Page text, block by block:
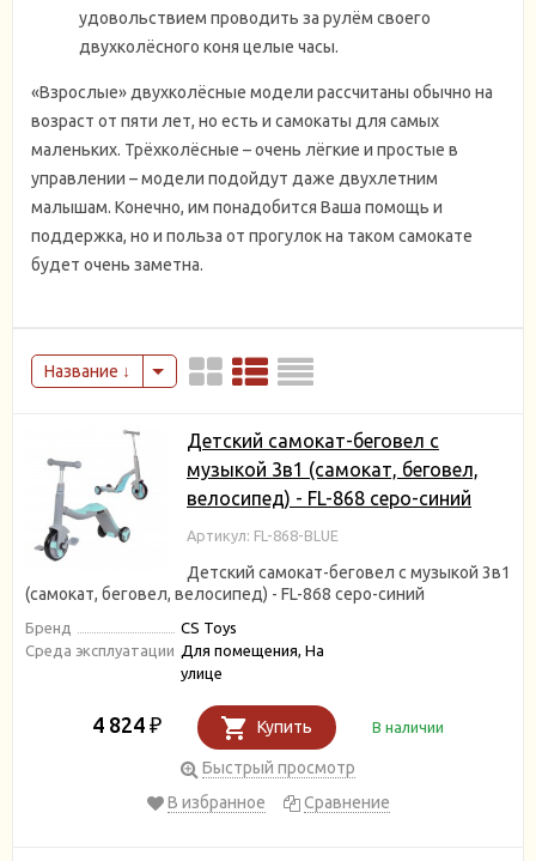
удовольствием проводить за рулём своего
двухколёсного коня целые часы.
«Взрослые» двухколёсные модели рассчитаны обычно на
возраст от пяти лет, но есть и самокаты для самых
маленьких. Трёхколёсные – очень лёгкие и простые в
управлении – модели подойдут даже двухлетним
малышам. Конечно, им понадобится Ваша помощь и
поддержка, но и польза от прогулок на таком самокате
будет очень заметна.
Название
Детский самокат-беговел с
музыкой 3в1 (самокат, беговел,
велосипед) - FL-868 серо-синий
Артикул: FL-868-BLUE
Детский самокат-беговел с музыкой 3в1
(самокат, беговел, велосипед) - FL-868 серо-синий
Бренд
CS Toys
Среда эксплуатации Для помещения, На
улице
4 824 ₽ Купить В наличии
Быстрый просмотр
В избранное
Сравнение